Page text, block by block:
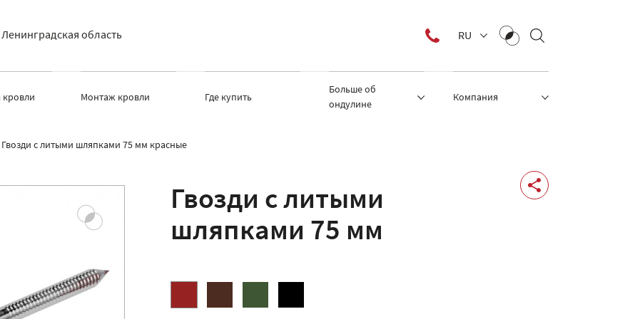
Ленинградская область RU
кровли Монтаж кровли Где купить
Больше об
ондулине
Компания
Гвозди с литыми шляпками 75 мм красные
Гвозди с литыми
шляпками 75 мм